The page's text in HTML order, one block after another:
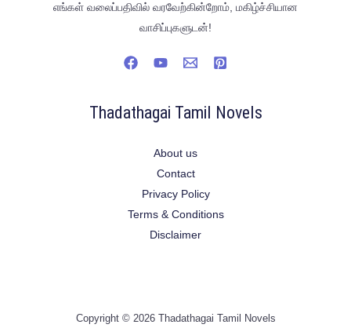
எங்கள் வலைப்பதிவில் வரவேற்கின்றோம், மகிழ்ச்சியான
வாசிப்புகளுடன்!
Thadathagai Tamil Novels
About us
Contact
Privacy Policy
Terms & Conditions
Disclaimer
Copyright © 2026 Thadathagai Tamil Novels